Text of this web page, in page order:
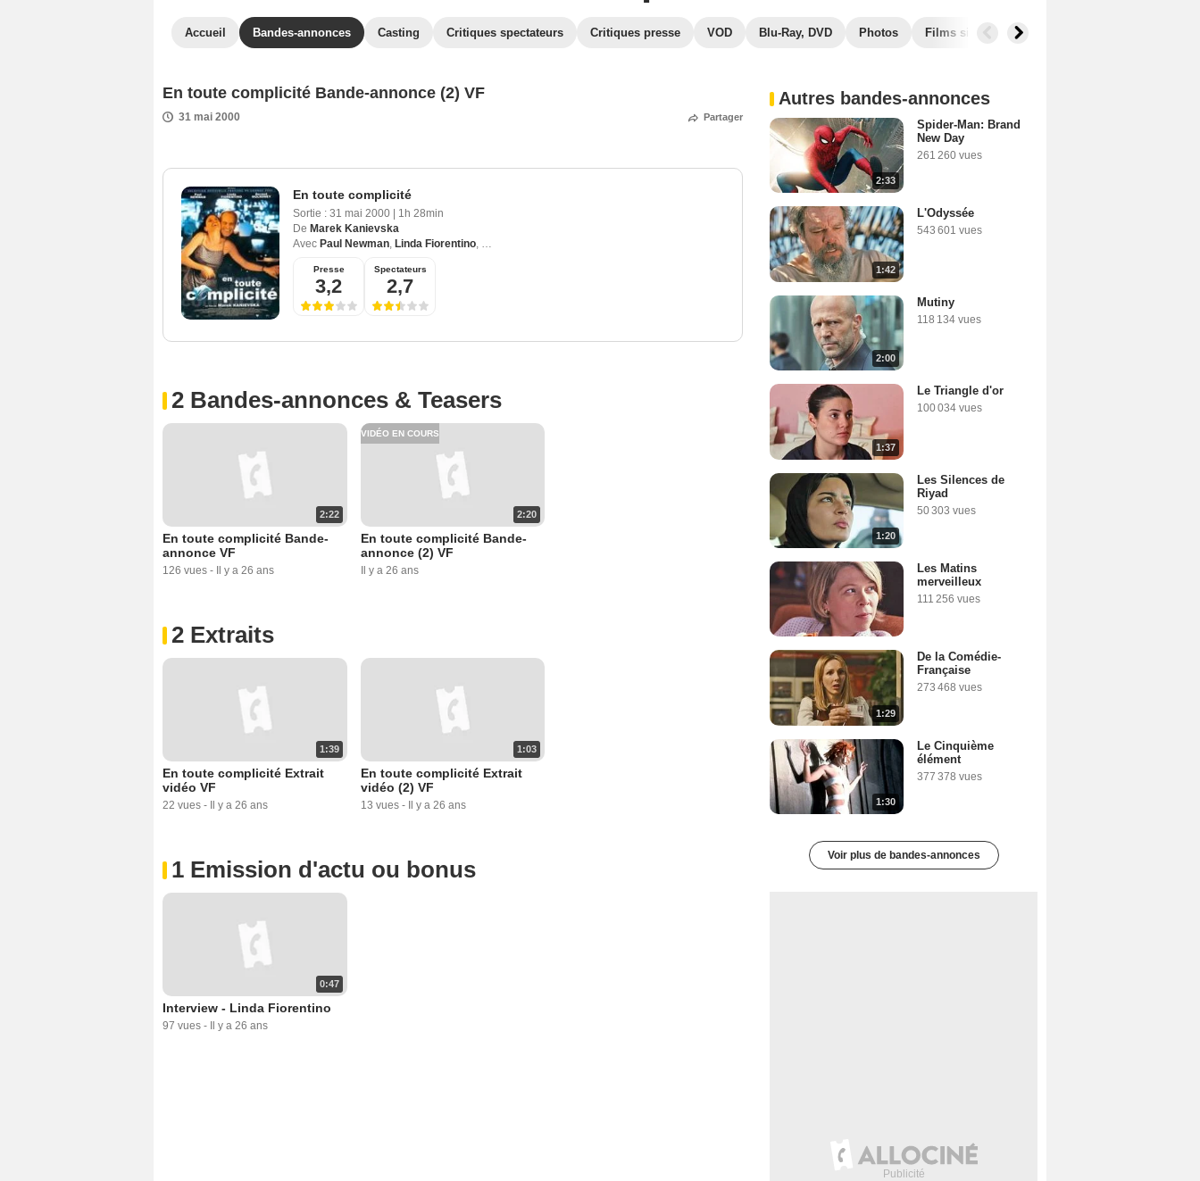
Accueil Bandes-annonces Casting Critiques spectateurs Critiques presse VOD Blu-Ray, DVD Photos Films similaires
En toute complicité Bande-annonce (2) VF
31 mai 2000 Partager
En toute complicité
Sortie : 31 mai 2000 | 1h 28min
De Marek Kanievska
Avec Paul Newman Linda Fiorentino
Presse
3,2
Spectateurs
2,7
2 Bandes-annonces & Teasers
2:22
En toute complicité Bande-
annonce VF
126 vues - Il y a 26 ans
2:20
VIDÉO EN COURS
En toute complicité Bande-
annonce (2) VF
Il y a 26 ans
2 Extraits
1:39
En toute complicité Extrait
vidéo VF
22 vues - Il y a 26 ans
1:03
En toute complicité Extrait
vidéo (2) VF
13 vues - Il y a 26 ans
1 Emission d'actu ou bonus
0:47
Interview - Linda Fiorentino
97 vues - Il y a 26 ans
Autres bandes-annonces
2:33
Spider-Man: Brand
New Day
261 260 vues
1:42
L'Odyssée
543 601 vues
2:00
Mutiny
118 134 vues
1:37
Le Triangle d'or
100 034 vues
1:20
Les Silences de
Riyad
50 303 vues
Les Matins
merveilleux
111 256 vues
1:29
De la Comédie-
Française
273 468 vues
1:30
Le Cinquième
élément
377 378 vues
Voir plus de bandes-annonces